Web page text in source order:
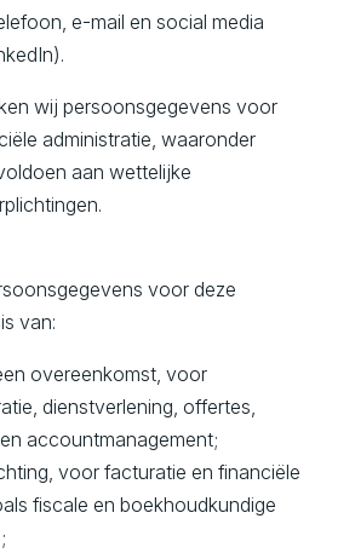
e-mail en social media
wij persoonsgegevens voor
administratie, waaronder
aan wettelijke
voor deze
van:
overeenkomst, voor
dienstverlening, offertes,
accountmanagement;
voor facturatie en financiële
fiscale en boekhoudkundige